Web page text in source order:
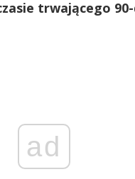
trwającego
ad